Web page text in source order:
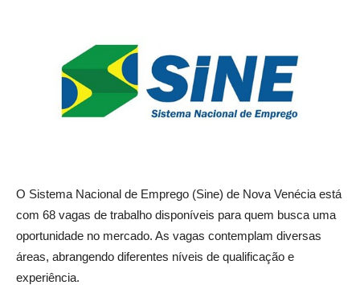
O Sistema Nacional de Emprego (Sine) de Nova Venécia está
com 68 vagas de trabalho disponíveis para quem busca uma
oportunidade no mercado. As vagas contemplam diversas
áreas, abrangendo diferentes níveis de qualificação e
experiência.